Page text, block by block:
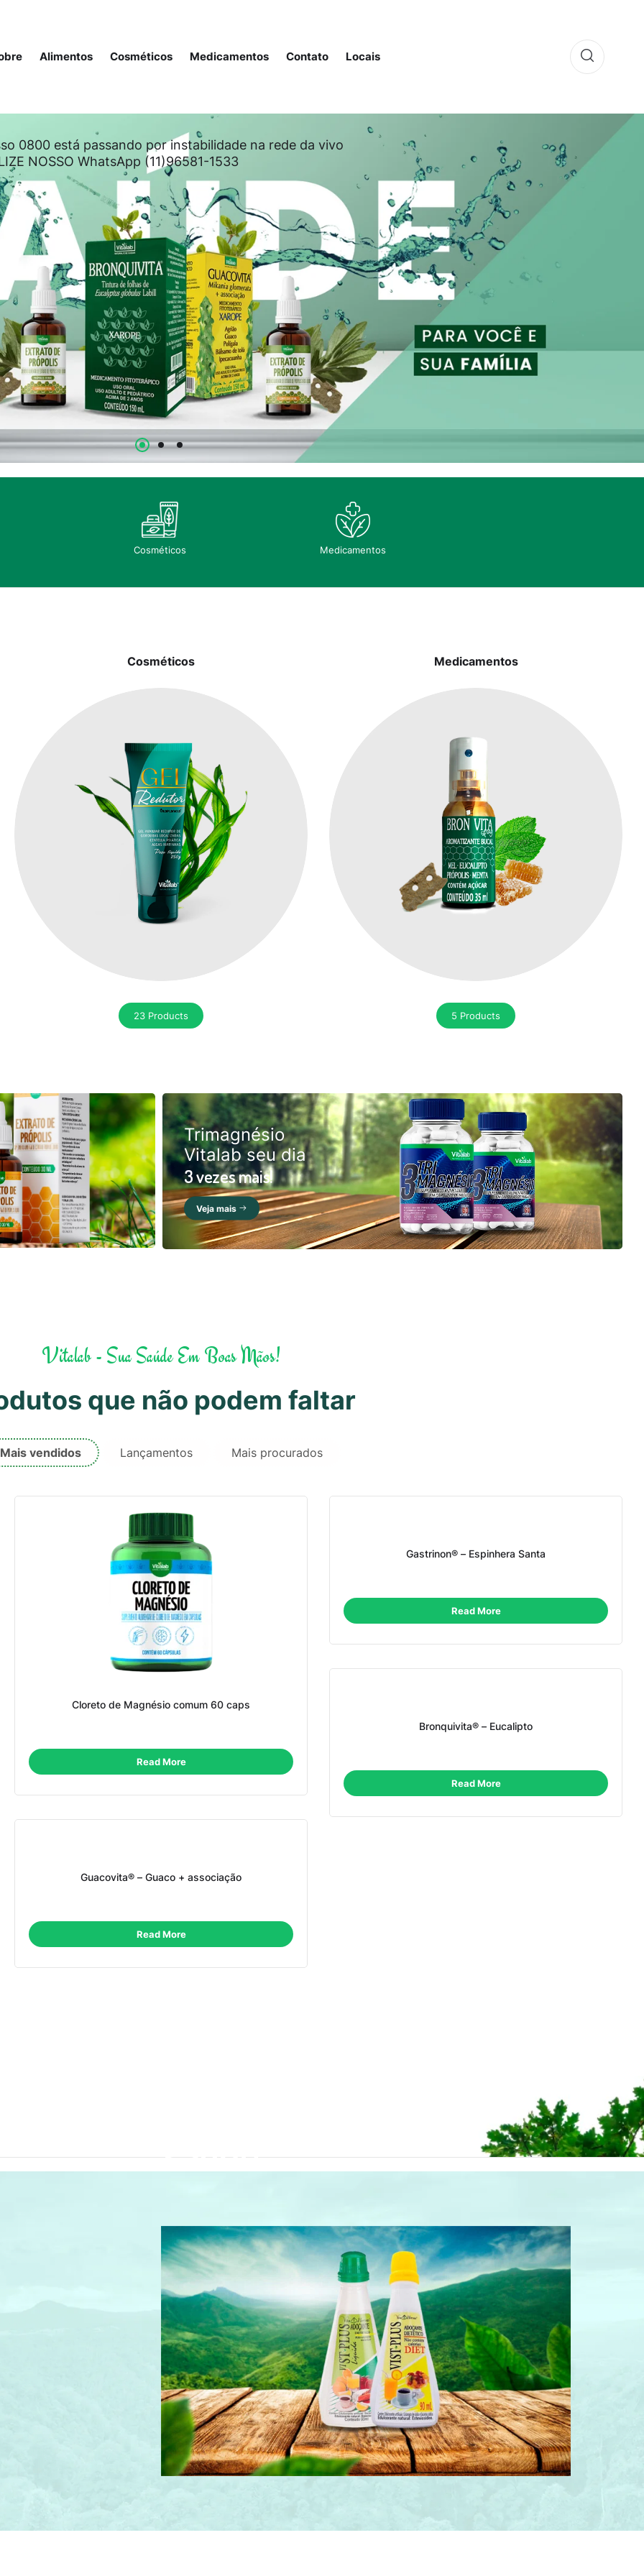
Alimentos Cosméticos Medicamentos Contato Locais
0800 está passando por instabilidade na rede da vivo
NOSSO WhatsApp (11)96581-1533
Cosméticos Medicamentos
Cosméticos
23 Products
Medicamentos
5 Products
Trimagnésio
Vitalab seu dia
3 vezes mais!
Veja mais
Vitalab - Sua Saúde Em Boas Mãos!
que não podem faltar
Mais vendidos Lançamentos Mais procurados
Cloreto de Magnésio comum 60 caps
Read More
Guacovita® – Guaco + associação
Read More
Gastrinon® – Espinhera Santa
Read More
Bronquivita® – Eucalipto
Read More
saúde
extrato
de
própolis